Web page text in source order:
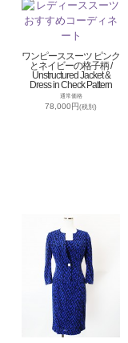
ワンピーススーツ ピンク
とネイビーの格子柄 /
Unstructured Jacket &
Dress in Check Pattern
通常価格
78,000円(税別)